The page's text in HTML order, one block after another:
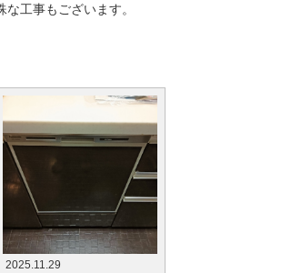
工事もございます。
2025.11.29